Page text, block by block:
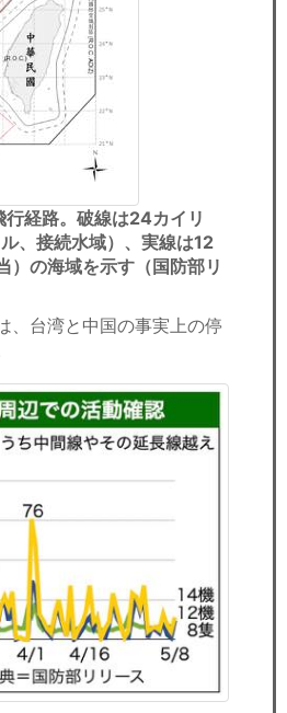
経路。破線は24カイリ
、接続水域）、実線は12
）の海域を示す（国防部リ
、台湾と中国の事実上の停